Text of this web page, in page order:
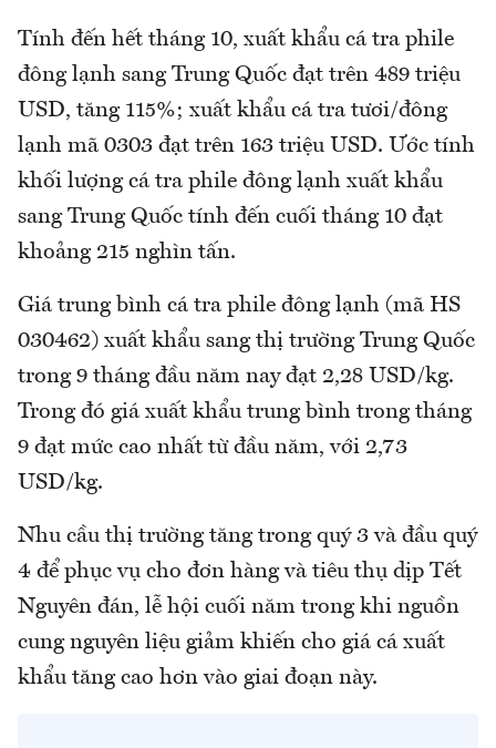
Tính đến hết tháng 10, xuất khẩu cá tra phile
đông lạnh sang Trung Quốc đạt trên 489 triệu
USD, tăng 115%; xuất khẩu cá tra tươi/đông
lạnh mã 0303 đạt trên 163 triệu USD. Ước tính
khối lượng cá tra phile đông lạnh xuất khẩu
sang Trung Quốc tính đến cuối tháng 10 đạt
khoảng 215 nghìn tấn.
Giá trung bình cá tra phile đông lạnh (mã HS
030462) xuất khẩu sang thị trường Trung Quốc
trong 9 tháng đầu năm nay đạt 2,28 USD/kg.
Trong đó giá xuất khẩu trung bình trong tháng
9 đạt mức cao nhất từ đầu năm, với 2,73
USD/kg.
Nhu cầu thị trường tăng trong quý 3 và đầu quý
4 để phục vụ cho đơn hàng và tiêu thụ dịp Tết
Nguyên đán, lễ hội cuối năm trong khi nguồn
cung nguyên liệu giảm khiến cho giá cá xuất
khẩu tăng cao hơn vào giai đoạn này.